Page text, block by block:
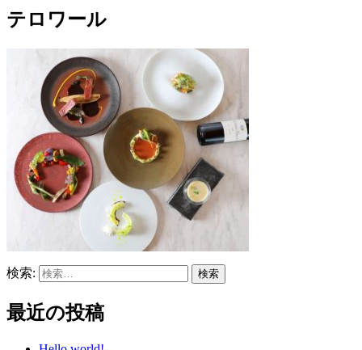
テロワール
検索:
最近の投稿